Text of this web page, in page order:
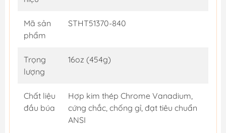
Mã sản
phẩm
STHT51370-840
Trọng
lượng
16oz (454g)
Chất liệu
đầu búa
Hợp kim thép Chrome Vanadium,
cứng chắc, chống gỉ, đạt tiêu chuẩn
ANSI